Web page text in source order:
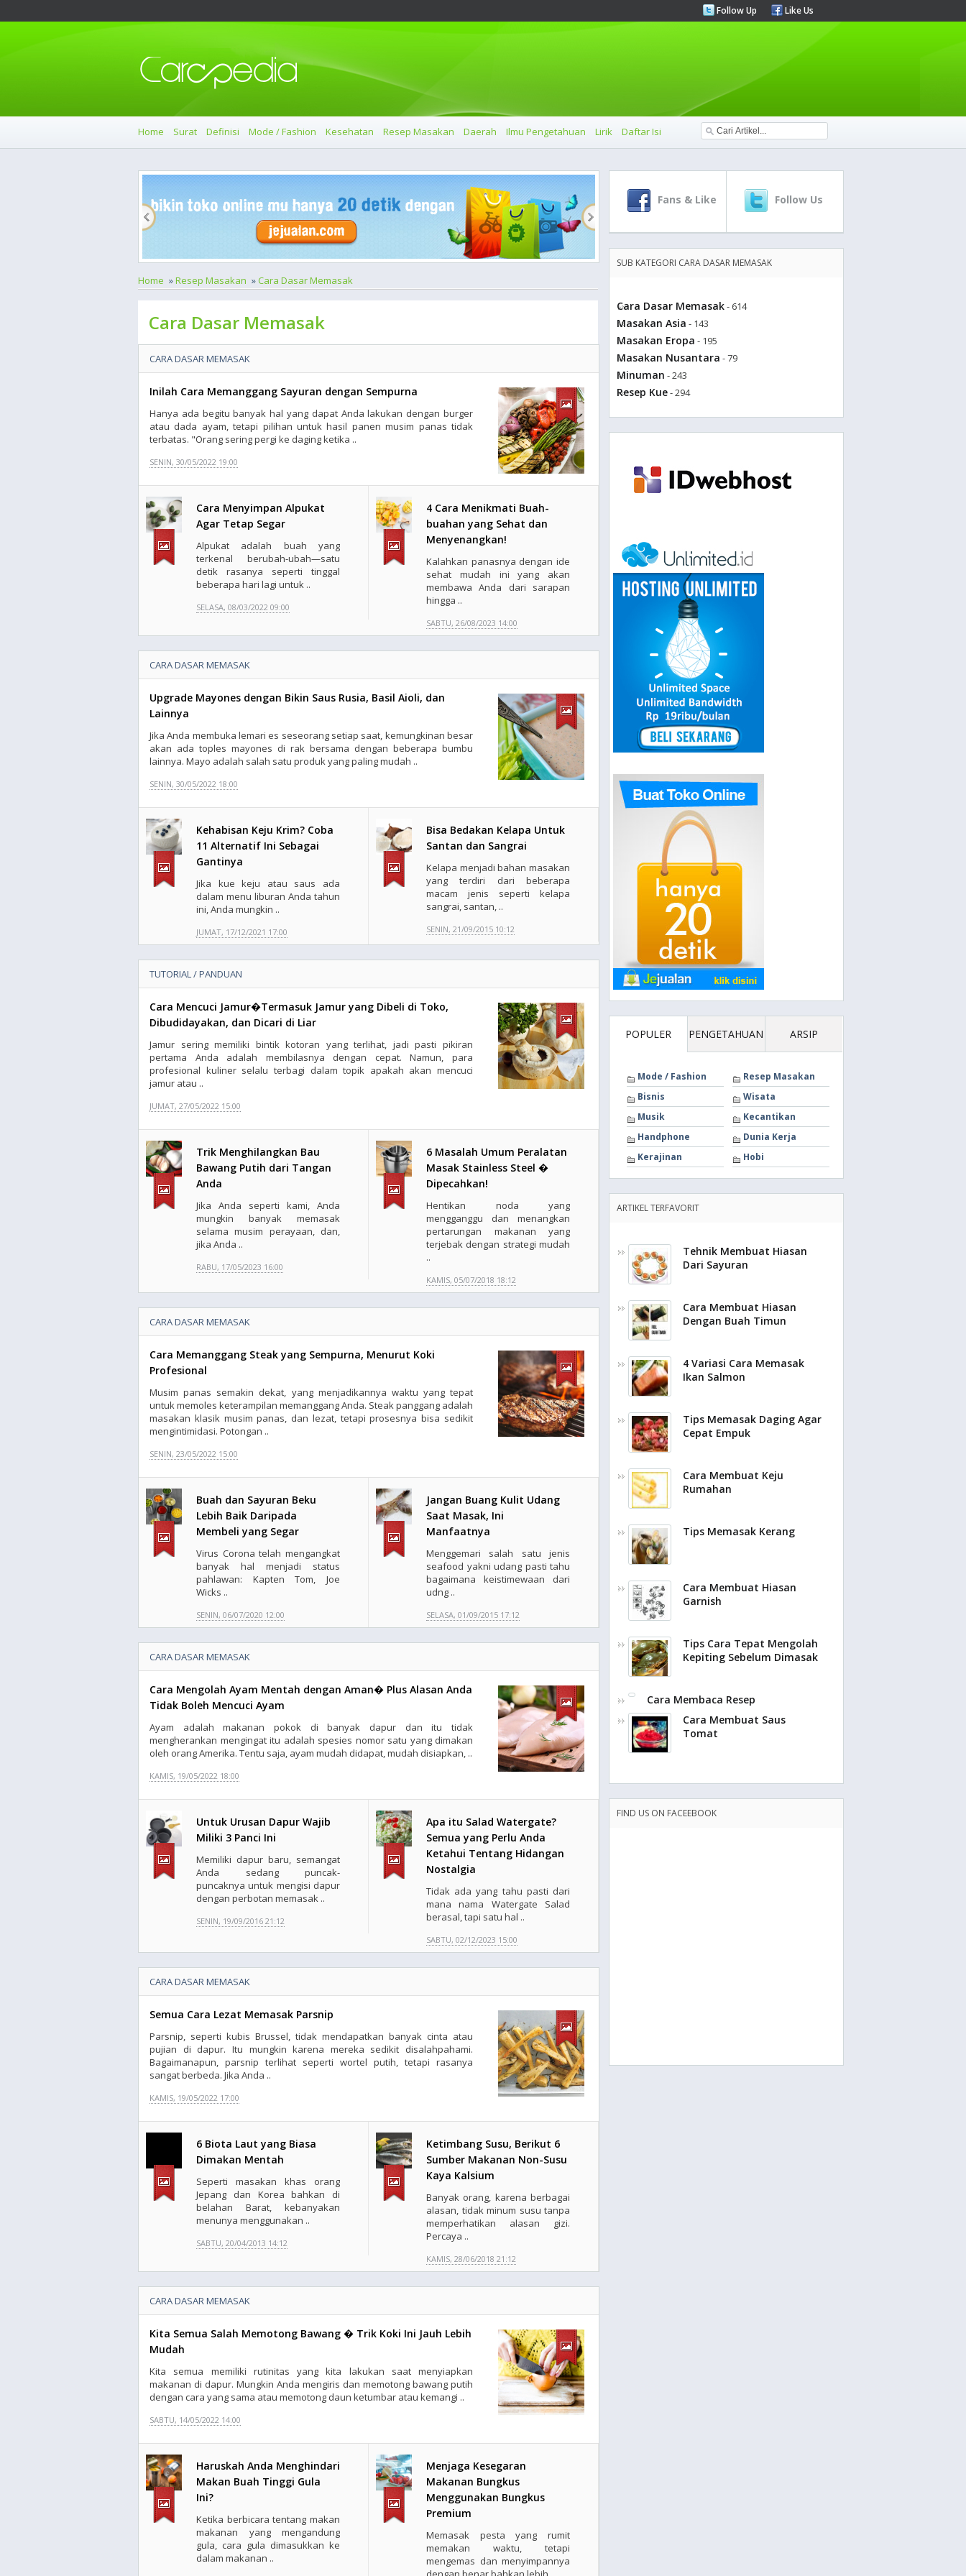
Follow Up Like Us
Home Surat Definisi Mode / Fashion Kesehatan Resep Masakan Daerah Ilmu Pengetahuan Lirik Daftar Isi
Home »Resep Masakan »Cara Dasar Memasak
Cara Dasar Memasak
CARA DASAR MEMASAK
Inilah Cara Memanggang Sayuran dengan Sempurna
Hanya ada begitu banyak hal yang dapat Anda lakukan dengan burger
atau dada ayam, tetapi pilihan untuk hasil panen musim panas tidak
terbatas. "Orang sering pergi ke daging ketika ..
SENIN, 30/05/2022 19:00
Cara Menyimpan Alpukat
Agar Tetap Segar
Alpukat adalah buah yang
terkenal berubah-ubah—satu
detik rasanya seperti tinggal
beberapa hari lagi untuk ..
SELASA, 08/03/2022 09:00
4 Cara Menikmati Buah-
buahan yang Sehat dan
Menyenangkan!
Kalahkan panasnya dengan ide
sehat mudah ini yang akan
membawa Anda dari sarapan
hingga ..
SABTU, 26/08/2023 14:00
CARA DASAR MEMASAK
Upgrade Mayones dengan Bikin Saus Rusia, Basil Aioli, dan
Lainnya
Jika Anda membuka lemari es seseorang setiap saat, kemungkinan besar
akan ada toples mayones di rak bersama dengan beberapa bumbu
lainnya. Mayo adalah salah satu produk yang paling mudah ..
SENIN, 30/05/2022 18:00
Kehabisan Keju Krim? Coba
11 Alternatif Ini Sebagai
Gantinya
Jika kue keju atau saus ada
dalam menu liburan Anda tahun
ini, Anda mungkin ..
JUMAT, 17/12/2021 17:00
Bisa Bedakan Kelapa Untuk
Santan dan Sangrai
Kelapa menjadi bahan masakan
yang terdiri dari beberapa
macam jenis seperti kelapa
sangrai, santan, ..
SENIN, 21/09/2015 10:12
TUTORIAL / PANDUAN
Cara Mencuci Jamur�Termasuk Jamur yang Dibeli di Toko,
Dibudidayakan, dan Dicari di Liar
Jamur sering memiliki bintik kotoran yang terlihat, jadi pasti pikiran
pertama Anda adalah membilasnya dengan cepat. Namun, para
profesional kuliner selalu terbagi dalam topik apakah akan mencuci
jamur atau ..
JUMAT, 27/05/2022 15:00
Trik Menghilangkan Bau
Bawang Putih dari Tangan
Anda
Jika Anda seperti kami, Anda
mungkin banyak memasak
selama musim perayaan, dan,
jika Anda ..
RABU, 17/05/2023 16:00
6 Masalah Umum Peralatan
Masak Stainless Steel �
Dipecahkan!
Hentikan noda yang
mengganggu dan menangkan
pertarungan makanan yang
terjebak dengan strategi mudah
..
KAMIS, 05/07/2018 18:12
CARA DASAR MEMASAK
Cara Memanggang Steak yang Sempurna, Menurut Koki
Profesional
Musim panas semakin dekat, yang menjadikannya waktu yang tepat
untuk memoles keterampilan memanggang Anda. Steak panggang adalah
masakan klasik musim panas, dan lezat, tetapi prosesnya bisa sedikit
mengintimidasi. Potongan ..
SENIN, 23/05/2022 15:00
Buah dan Sayuran Beku
Lebih Baik Daripada
Membeli yang Segar
Virus Corona telah mengangkat
banyak hal menjadi status
pahlawan: Kapten Tom, Joe
Wicks ..
SENIN, 06/07/2020 12:00
Jangan Buang Kulit Udang
Saat Masak, Ini
Manfaatnya
Menggemari salah satu jenis
seafood yakni udang pasti tahu
bagaimana keistimewaan dari
udng ..
SELASA, 01/09/2015 17:12
CARA DASAR MEMASAK
Cara Mengolah Ayam Mentah dengan Aman� Plus Alasan Anda
Tidak Boleh Mencuci Ayam
Ayam adalah makanan pokok di banyak dapur dan itu tidak
mengherankan mengingat itu adalah spesies nomor satu yang dimakan
oleh orang Amerika. Tentu saja, ayam mudah didapat, mudah disiapkan, ..
KAMIS, 19/05/2022 18:00
Untuk Urusan Dapur Wajib
Miliki 3 Panci Ini
Memiliki dapur baru, semangat
Anda sedang puncak-
puncaknya untuk mengisi dapur
dengan perbotan memasak ..
SENIN, 19/09/2016 21:12
Apa itu Salad Watergate?
Semua yang Perlu Anda
Ketahui Tentang Hidangan
Nostalgia
Tidak ada yang tahu pasti dari
mana nama Watergate Salad
berasal, tapi satu hal ..
SABTU, 02/12/2023 15:00
CARA DASAR MEMASAK
Semua Cara Lezat Memasak Parsnip
Parsnip, seperti kubis Brussel, tidak mendapatkan banyak cinta atau
pujian di dapur. Itu mungkin karena mereka sedikit disalahpahami.
Bagaimanapun, parsnip terlihat seperti wortel putih, tetapi rasanya
sangat berbeda. Jika Anda ..
KAMIS, 19/05/2022 17:00
6 Biota Laut yang Biasa
Dimakan Mentah
Seperti masakan khas orang
Jepang dan Korea bahkan di
belahan Barat, kebanyakan
menunya menggunakan ..
SABTU, 20/04/2013 14:12
Ketimbang Susu, Berikut 6
Sumber Makanan Non-Susu
Kaya Kalsium
Banyak orang, karena berbagai
alasan, tidak minum susu tanpa
memperhatikan alasan gizi.
Percaya ..
KAMIS, 28/06/2018 21:12
CARA DASAR MEMASAK
Kita Semua Salah Memotong Bawang � Trik Koki Ini Jauh Lebih
Mudah
Kita semua memiliki rutinitas yang kita lakukan saat menyiapkan
makanan di dapur. Mungkin Anda mengiris dan memotong bawang putih
dengan cara yang sama atau memotong daun ketumbar atau kemangi ..
SABTU, 14/05/2022 14:00
Haruskah Anda Menghindari
Makan Buah Tinggi Gula
Ini?
Ketika berbicara tentang makan
makanan yang mengandung
gula, cara gula dimasukkan ke
dalam makanan ..
Menjaga Kesegaran
Makanan Bungkus
Menggunakan Bungkus
Premium
Memasak pesta yang rumit
memakan waktu, tetapi
mengemas dan menyimpannya
Fans & Like Follow Us
SUB KATEGORI CARA DASAR MEMASAK
Cara Dasar Memasak- 614
Masakan Asia - 143
Masakan Eropa - 195
Masakan Nusantara - 79
Minuman - 243
Resep Kue- 294
POPULER PENGETAHUAN ARSIP
Mode / Fashion
Resep Masakan
Bisnis
Wisata
Musik
Kecantikan
Handphone
Dunia Kerja
Kerajinan
Hobi
ARTIKEL TERFAVORIT
Tehnik Membuat Hiasan
Dari Sayuran
Cara Membuat Hiasan
Dengan Buah Timun
4 Variasi Cara Memasak
Ikan Salmon
Tips Memasak Daging Agar
Cepat Empuk
Cara Membuat Keju
Rumahan
Tips Memasak Kerang
Cara Membuat Hiasan
Garnish
Tips Cara Tepat Mengolah
Kepiting Sebelum Dimasak
Cara Membaca Resep
Cara Membuat Saus
Tomat
FIND US ON FACEEBOOK